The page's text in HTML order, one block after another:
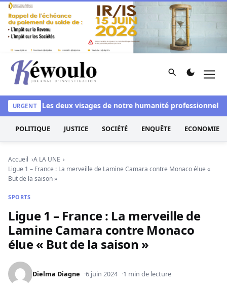
Aller au contenu
Kéwoulo, le premier site d'information et d'investigation
Rechercher
URGENTLes deux visages de notre humanité professionnelle :
POLITIQUE JUSTICE SOCIÉTÉ ENQUÊTE ECONOMIE
Accueil
A LA UNE
Ligue 1 – France : La merveille de Lamine Camara contre Monaco élue «
But de la saison »
SPORTS
Ligue 1 – France : La merveille de
Lamine Camara contre Monaco
élue « But de la saison »
Dielma Diagne 6 juin 2024 1 min de lecture